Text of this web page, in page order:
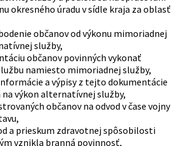
okresného úradu v sídle kraja za oblasť
občanov od výkonu mimoriadnej
služby,
občanov povinných vykonať
namiesto mimoriadnej služby,
a výpisy z tejto dokumentácie
na výkon alternatívnej služby,
občanov na odvod v čase vojny
a prieskum zdravotnej spôsobilosti
vznikla branná povinnosť,